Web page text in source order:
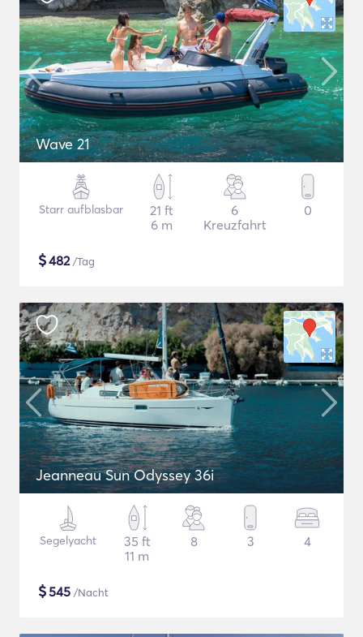
Wave 21
Starr aufblasbar
21 ft
6 m
6
Kreuzfahrt
0
$482/Tag
Jeanneau Sun Odyssey 36i
Segelyacht
35 ft
11 m
8 3 4
$545 /Nacht